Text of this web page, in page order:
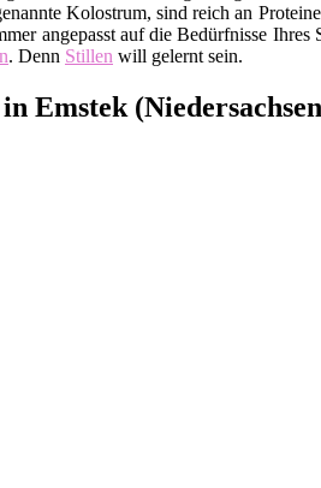
Kolostrum, sind reich an
angepasst auf die Bedürfnisse
. Denn Stillen will gelernt sein.
Emstek